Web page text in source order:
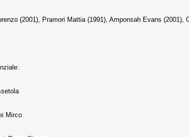
(2001), Pramori Mattia (1991), Amponsah Evans
Mirco